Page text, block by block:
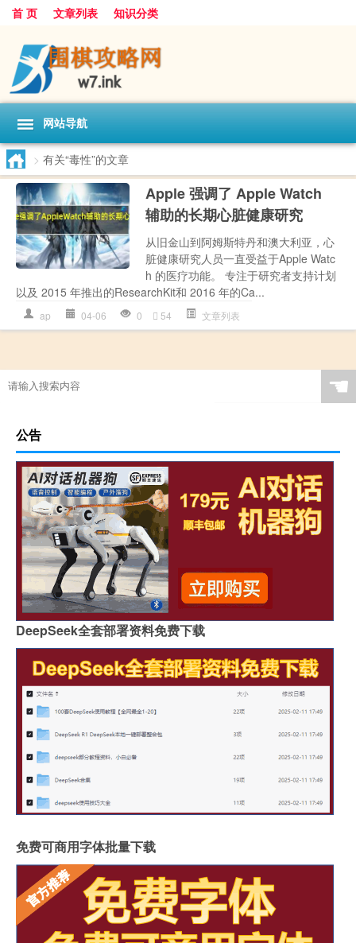
首 页 文章列表 知识分类
网站导航
> 有关“毒性”的文章
Apple 强调了 Apple Watch
辅助的长期心脏健康研究
从旧金山到阿姆斯特丹和澳大利亚，心
脏健康研究人员一直受益于Apple Watc
h 的医疗功能。 专注于研究者支持计划
以及 2015 年推出的ResearchKit和 2016 年的Ca...
ap 04-06 0 54 文章列表
☚
公告
DeepSeek全套部署资料免费下载
免费可商用字体批量下载